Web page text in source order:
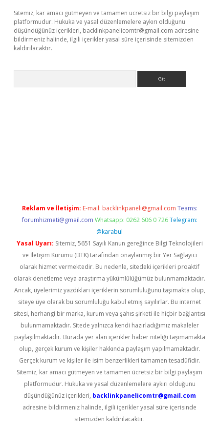
Sitemiz, kar amacı gütmeyen ve tamamen ücretsiz bir bilgi paylaşım
platformudur. Hukuka ve yasal düzenlemelere aykırı olduğunu
düşündüğünüz içerikleri, backlinkpanelicomtr@gmail.com adresine
bildirmeniz halinde, ilgili içerikler yasal süre içerisinde sitemizden
kaldırılacaktır.
Reklam ve İletişim: E-mail: backlinkpaneli@gmail.com Teams:
forumhizmeti@gmail.com Whatsapp: 0262 606 0 726 Telegram:
@karabul
Yasal Uyarı: Sitemiz, 5651 Sayılı Kanun gereğince Bilgi Teknolojileri
ve İletişim Kurumu (BTK) tarafından onaylanmış bir Yer Sağlayıcı
olarak hizmet vermektedir. Bu nedenle, sitedeki içerikleri proaktif
olarak denetleme veya araştırma yükümlülüğümüz bulunmamaktadır.
Ancak, üyelerimiz yazdıkları içeriklerin sorumluluğunu taşımakta olup,
siteye üye olarak bu sorumluluğu kabul etmiş sayılırlar. Bu internet
sitesi, herhangi bir marka, kurum veya şahıs şirketi ile hiçbir bağlantısı
bulunmamaktadır. Sitede yalnızca kendi hazırladığımız makaleler
paylaşılmaktadır. Burada yer alan içerikler haber niteliği taşımamakta
olup, gerçek kurum ve kişiler hakkında paylaşım yapılmamaktadır.
Gerçek kurum ve kişiler ile isim benzerlikleri tamamen tesadüfidir.
Sitemiz, kar amacı gütmeyen ve tamamen ücretsiz bir bilgi paylaşım
platformudur. Hukuka ve yasal düzenlemelere aykırı olduğunu
düşündüğünüz içerikleri, backlinkpanelicomtr@gmail.com
adresine bildirmeniz halinde, ilgili içerikler yasal süre içerisinde
sitemizden kaldırılacaktır.